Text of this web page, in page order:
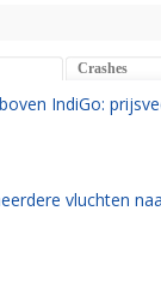
Crashes
IndiGo:
vluchten